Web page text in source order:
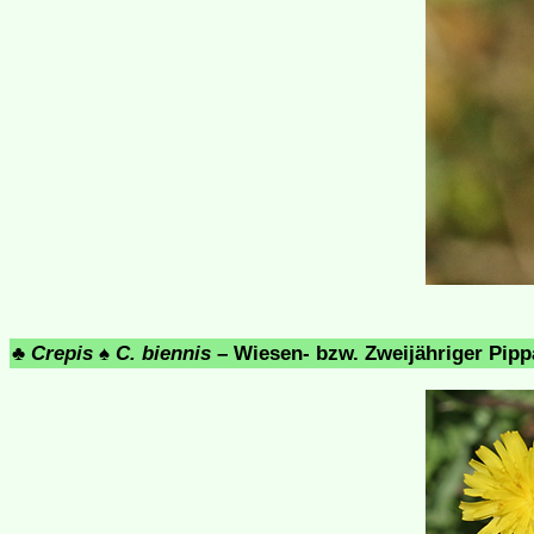
♣ Crepis ♠ C. biennis – Wiesen- bzw. Zweijähriger